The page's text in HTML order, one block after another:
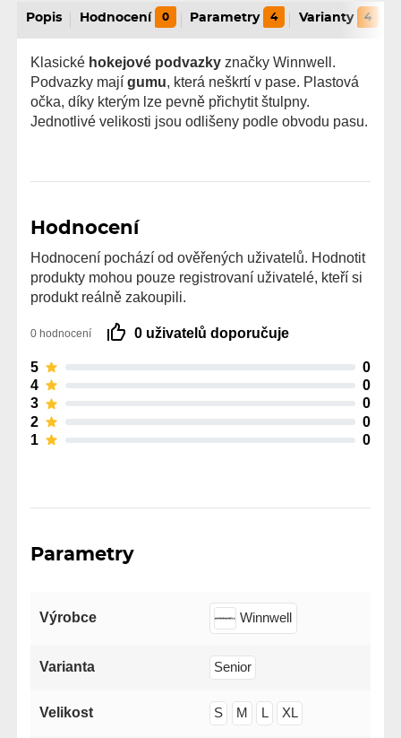
Popis Hodnocení 0 Parametry 4 Varianty 4
Klasické hokejové podvazky značky Winnwell.
Podvazky majígumu, která neškrtí v pase. Plastová
očka, díky kterým lze pevně přichytit štulpny.
Jednotlivé velikosti jsou odlišeny podle obvodu pasu.
Hodnocení
Hodnocení pochází od ověřených uživatelů. Hodnotit
produkty mohou pouze registrovaní uživatelé, kteří si
produkt reálně zakoupili.
0 hodnocení 0 uživatelů doporučuje
5
0
4
0
3
0
2
0
1
0
Parametry
Výrobce Winnwell
Varianta Senior
Velikost S M L XL